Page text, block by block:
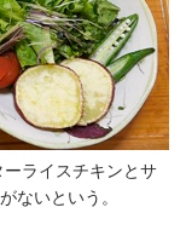
ライスチキンとサ
ないという。